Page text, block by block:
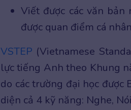
Viết được các văn
được quan điểm cá
VSTEP (Vietnamese
lực tiếng Anh theo Khung
do các trường đại học được
diện cả 4 kỹ năng: Nghe,